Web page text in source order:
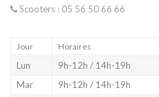
Scooters : 05 56 50 66 66
Jour Horaires
Lun
9h-12h / 14h-19h
Mar
9h-12h / 14h-19h